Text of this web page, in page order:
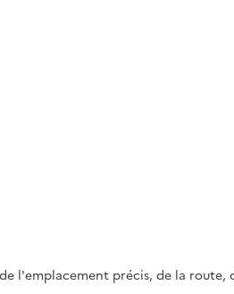
l'emplacement précis, de la